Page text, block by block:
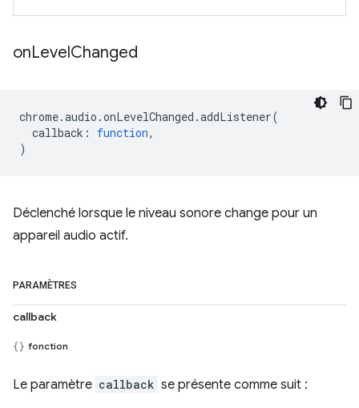
onLevelChanged
chrome.audio .onLevelChanged .addListener(
callback : function,
)
Déclenché lorsque le niveau sonore change pour un
appareil audio actif.
PARAMÈTRES
callback
fonction
Le paramètre callback se présente comme suit :